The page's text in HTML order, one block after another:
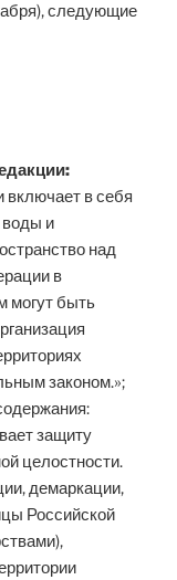
следующие
включает в себя
воды и
над
в
могут быть
законом.»;
защиту
целостности.
демаркации,
Российской